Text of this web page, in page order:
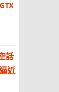
話
近